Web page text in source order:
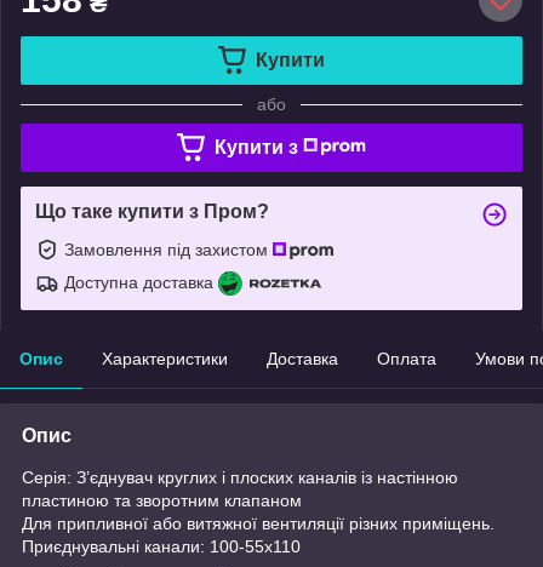
Купити
або
Купити з
Що таке купити з Пром?
Замовлення під захистом
Доступна доставка
Опис Характеристики Доставка Оплата Умови
Опис
Серія: З’єднувач круглих і плоских каналів із настінною
пластиною та зворотним клапаном
Для припливної або витяжної вентиляції різних приміщень.
Приєднувальні канали: 100-55х110